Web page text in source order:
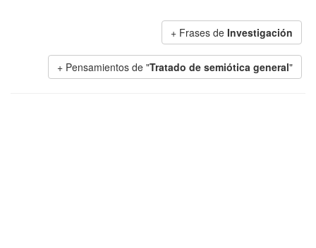
+ Frases de Investigación
+ Pensamientos de "Tratado de semiótica general"